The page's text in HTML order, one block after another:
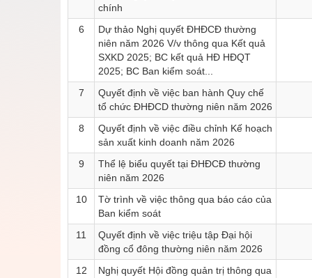
chính
6
Dự thảo Nghị quyết ĐHĐCĐ thường
niên năm 2026 V/v thông qua Kết quả
SXKD 2025; BC kết quả HĐ HĐQT
2025; BC Ban kiểm soát...
7
Quyết định về việc ban hành Quy chế
tổ chức ĐHĐCD thường niên năm 2026
8
Quyết định về việc điều chỉnh Kế hoạch
sản xuất kinh doanh năm 2026
9
Thể lệ biểu quyết tại ĐHĐCĐ thường
niên năm 2026
10
Tờ trình về việc thông qua báo cáo của
Ban kiểm soát
11
Quyết định về việc triệu tập Đại hội
đồng cổ đông thường niên năm 2026
12
Nghị quyết Hội đồng quản trị thông qua